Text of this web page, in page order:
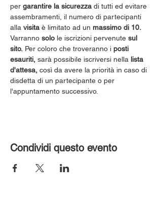
per garantire la sicurezza di tutti ed evitare
assembramenti, il numero di partecipanti
alla visita è limitato ad un massimo di 10.
Varranno solo le iscrizioni pervenute sul
sito. Per coloro che troveranno i posti
esauriti, sarà possibile iscriversi nella lista
d'attesa, così da avere la priorità in caso di
disdetta di un partecipante o per
l'appuntamento successivo.
Condividi questo evento